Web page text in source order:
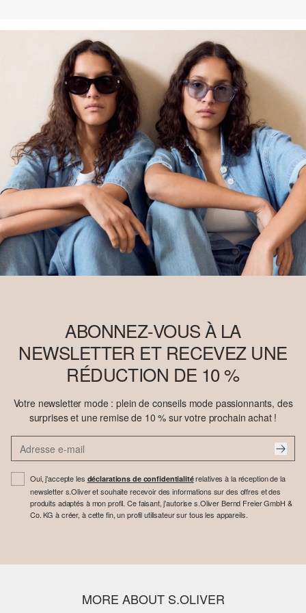
ABONNEZ-VOUS À LA
NEWSLETTER ET RECEVEZ UNE
RÉDUCTION DE 10 %
Votre newsletter mode : plein de conseils mode passionnants, des
surprises et une remise de 10 % sur votre prochain achat !
Oui, j'accepte les déclarations de confidentialitérelatives à la réception de la
newsletter s.Oliver et souhaite recevoir des informations sur des offres et des
produits adaptés à mon profil. Ce faisant, j'autorise s.Oliver Bernd Freier GmbH &
Co. KG à créer, à cette fin, un profil utilisateur sur tous les appareils.
MORE ABOUT S.OLIVER